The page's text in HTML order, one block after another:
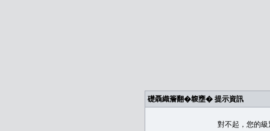
礎聶織簷翻�䪖壅� 提示資訊
對不起，您的